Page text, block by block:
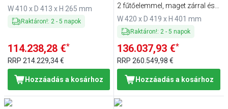
csatlakozókábellel együtt
W 410 x D 413 x H 265 mm
Raktáron!: 2- 5 napok
114.238,28 €*
RRP 214.229,34 €
Hozzáadás a kosárhoz
2 fűtőelemmel, maget zárral és
csatlakozókábellel együtt
W 420 x D 419 x H 401 mm
Raktáron!: 2 -5 napok
136.037,93 €*
RRP260.549,98 €
Hozzáadás a kosárhoz